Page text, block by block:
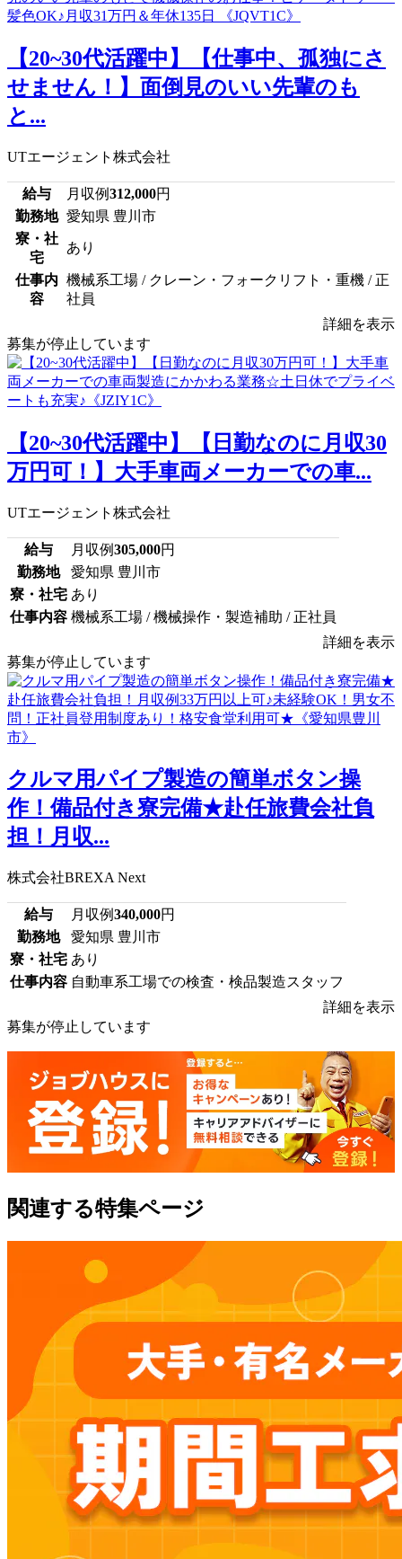
【20~30代活躍中】【仕事中、孤独にさ
せません！】面倒見のいい先輩のも
と...
UTエージェント株式会社
給与 月収例312,000円
勤務地 愛知県 豊川市
寮・社
宅
あり
仕事内
容
機械系工場 / クレーン・フォークリフト・重機 / 正
社員
詳細を表示
募集が停止しています
【20~30代活躍中】【日勤なのに月収30
万円可！】大手車両メーカーでの車...
UTエージェント株式会社
給与 月収例305,000円
勤務地
愛知県 豊川市
寮・社宅 あり
仕事内容 機械系工場 / 機械操作・製造補助 / 正社員
詳細を表示
募集が停止しています
クルマ用パイプ製造の簡単ボタン操
作！備品付き寮完備★赴任旅費会社負
担！月収...
株式会社BREXA Next
給与 月収例340,000円
勤務地
愛知県 豊川市
寮・社宅 あり
仕事内容 自動車系工場での検査・検品製造スタッフ
詳細を表示
募集が停止しています
関連する特集ページ